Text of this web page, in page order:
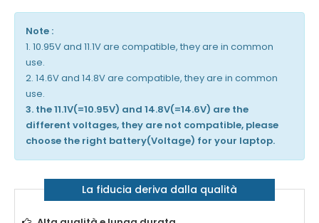
Note :
1. 10.95V and 11.1V are compatible, they are in common
use.
2. 14.6V and 14.8V are compatible, they are in common
use.
3. the 11.1V(=10.95V) and 14.8V(=14.6V) are the
different voltages, they are not compatible, please
choose the right battery(Voltage) for your laptop.
La fiducia deriva dalla qualità